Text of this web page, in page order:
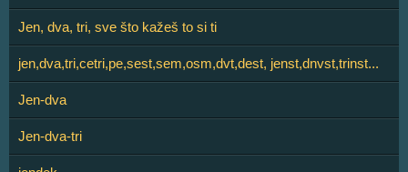
Jen, dva, tri, sve što kažeš to si ti
jen,dva,tri,cetri,pe,sest,sem,osm,dvt,dest, jenst,dnvst,trinst...
Jen-dva
Jen-dva-tri